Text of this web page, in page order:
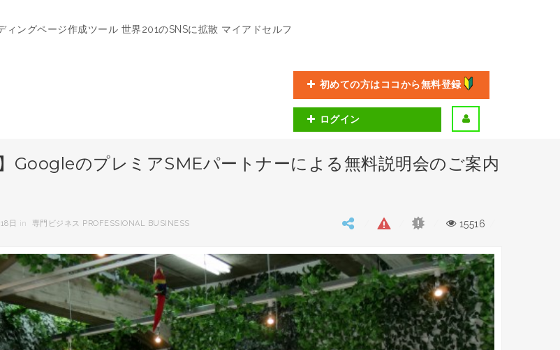
ィングページ作成ツール 世界201のSNSに拡散 マイアドセルフ
初めての方はココから無料登録
ログイン
】GoogleのプレミアSMEパートナーによる無料説明会のご案内
日 in 専門ビジネス PROFESSIONAL BUSINESS 15516